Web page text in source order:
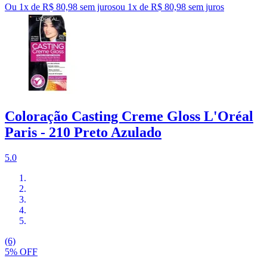
Ou 1x de R$ 80,98 sem jurosou 1x de R$ 80,98 sem juros
Coloração Casting Creme Gloss L'Oréal
Paris - 210 Preto Azulado
5.0
(6)
5% OFF